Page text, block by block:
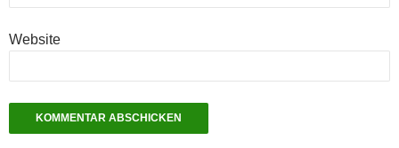
Website